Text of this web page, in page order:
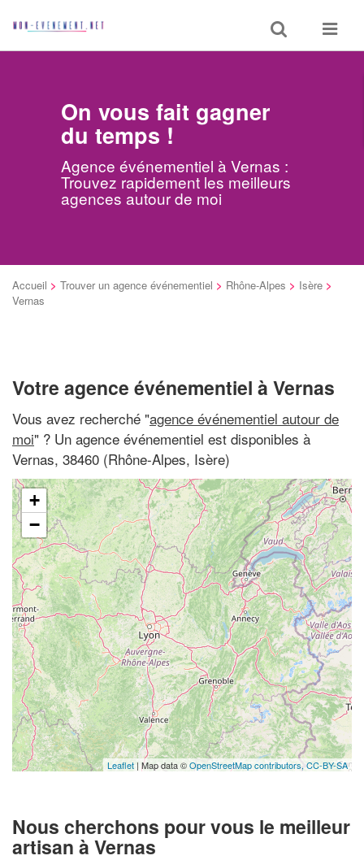
Toggle
search
Toggle
On vous fait gagner
du temps !
Agence événementiel à Vernas :
Trouvez rapidement les meilleurs
agences autour de moi
Accueil > Trouver un agence événementiel > Rhône-Alpes > Isère >
Vernas
Votre agence événementiel à Vernas
Vous avez recherché "agence événementiel autour de
moi" ? Un agence événementiel est disponibles à
Vernas, 38460 (Rhône-Alpes, Isère)
+
−
Leaflet | Map data ©OpenStreetMap contributors, CC-BY-SA
Nous cherchons pour vous le meilleur
artisan à Vernas